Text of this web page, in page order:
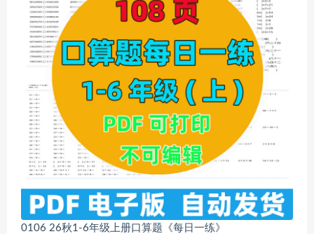
0106 26秋1-6年级上册口算题《每日一练》